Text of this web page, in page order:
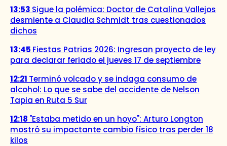
13:53 Sigue la polémica: Doctor de Catalina Vallejos
desmiente a Claudia Schmidt tras cuestionados
dichos
13:45 Fiestas Patrias 2026: Ingresan proyecto de ley
para declarar feriado el jueves 17 de septiembre
12:21 Terminó volcado y se indaga consumo de
alcohol: Lo que se sabe del accidente de Nelson
Tapia en Ruta 5 Sur
12:18 "Estaba metido en un hoyo": Arturo Longton
mostró su impactante cambio físico tras perder 18
kilos